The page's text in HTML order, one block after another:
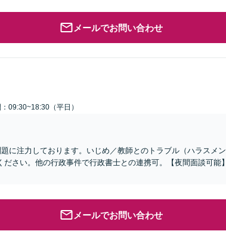
メールでお問い合わせ
09:30~18:30（平日）
に注力しております。いじめ／教師とのトラブル（ハラスメン
さい。他の行政事件で行政書士との連携可。【夜間面談可能】
メールでお問い合わせ